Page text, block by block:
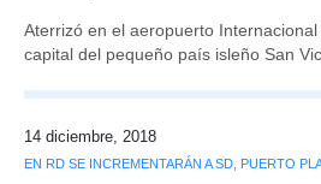
Aterrizó en el aeropuerto Internacional
capital del pequeño país isleño San
14 diciembre, 2018
EN RD SE INCREMENTARÁN A SD, PUERTO